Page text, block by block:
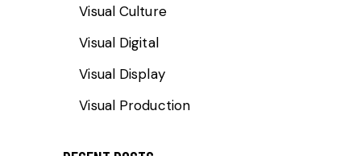
Visual Culture
Visual Digital
Visual Display
Visual Production